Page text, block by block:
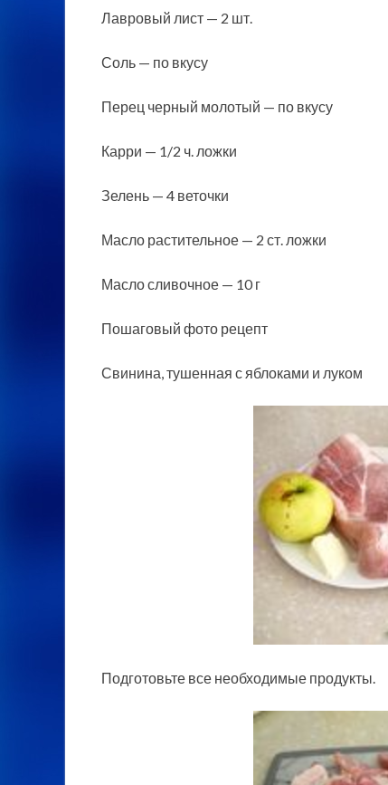
Лавровый лист — 2 шт.
Соль — по вкусу
Перец черный молотый — по вкусу
Карри — 1/2 ч. ложки
Зелень — 4 веточки
Масло растительное — 2 ст. ложки
Масло сливочное — 10 г
Пошаговый фото рецепт
Свинина, тушенная с яблоками и луком
Подготовьте все необходимые продукты.